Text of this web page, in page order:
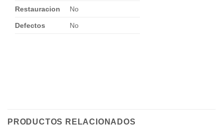
Restauracion No
Defectos No
PRODUCTOS RELACIONADOS